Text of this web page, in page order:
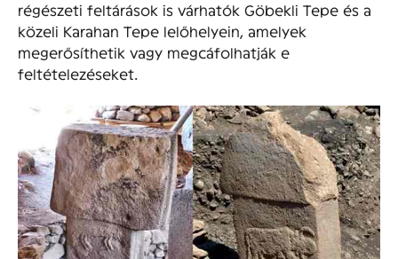
régészeti feltárások is várhatók Göbekli Tepe és a
közeli Karahan Tepe lelőhelyein, amelyek
megerősíthetik vagy megcáfolhatják e
feltételezéseket.